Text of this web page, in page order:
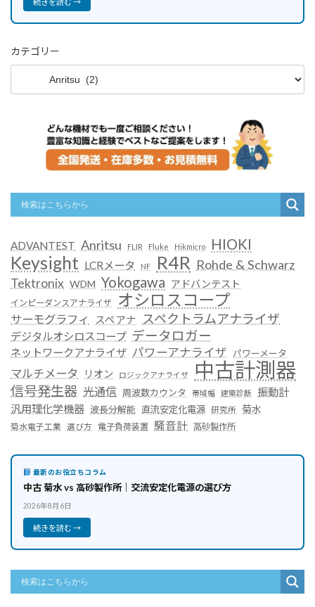
カテゴリー
ADVANTEST Anritsu FLIR Fluke Hikmicro HIOKI
Keysight LCRメータ NF R4R Rohde & Schwarz
Tektronix WDM Yokogawa アドバンテスト
インピーダンスアナライザ オシロスコープ
サーモグラフィ スペアナ スペクトラムアナライザ
デジタルオシロスコープ データロガー
ネットワークアナライザ パワーアナライザ パワーメータ
マルチメータ リオン ロジックアナライザ 中古計測器
信号発生器 光通信 周波数カウンタ 帯域幅 建築診断
振動計
汎用理化学機器 波長分解能 直流安定化電源 研究所 菊水
菊水電子工業 選び方 電子負荷装置 騒音計 高砂製作所
最新のお役立ちコラム
中古 菊水 vs 高砂製作所｜交流安定化電源の選び方
2026年8月6日
続きを読む →